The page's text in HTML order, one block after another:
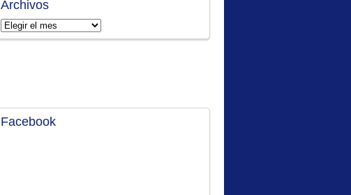
Archivos
Archivos
Facebook